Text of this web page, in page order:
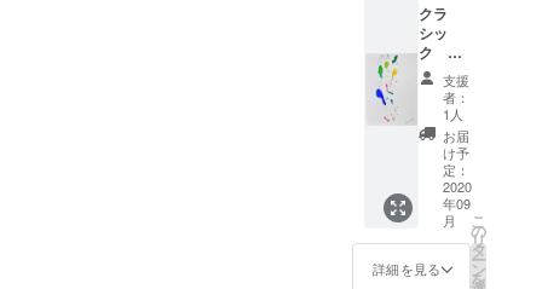
クラ
シッ
ク
27×19c
m 紙に
アクリ
ル、イ
ンク
支援
者：
1人
お届
け予
定：
2020
年09
月
詳細を見る
こ
の
リ
タ
ー
ン
を